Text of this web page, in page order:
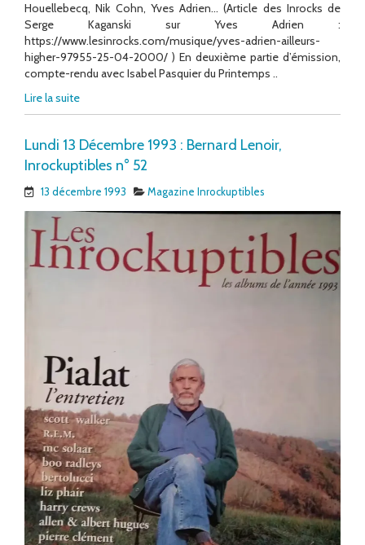
Houellebecq, Nik Cohn, Yves Adrien… (Article des Inrocks de
Serge Kaganski sur Yves Adrien :
https://www.lesinrocks.com/musique/yves-adrien-ailleurs-
higher-97955-25-04-2000/ ) En deuxième partie d’émission,
compte-rendu avec Isabel Pasquier du Printemps ..
Lire la suite
Lundi 13 Décembre 1993 : Bernard Lenoir,
Inrockuptibles n° 52
13 décembre 1993 Magazine Inrockuptibles